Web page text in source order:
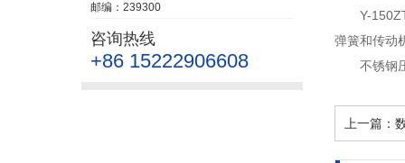
邮编：239300
咨询热线
+86 15222906608
Y-
弹簧和传动
不锈钢
上一篇：